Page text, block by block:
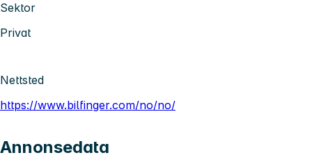
Sektor
Privat
Nettsted
https://www.bilfinger.com/no/no/
Annonsedata